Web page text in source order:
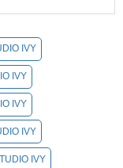
IVY
IVY
IVY
IVY
IVY